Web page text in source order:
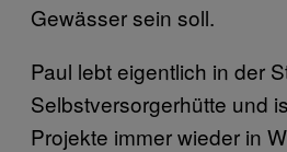
Gewässer sein soll.
Paul lebt eigentlich in der
Selbstversorgerhütte und
Projekte immer wieder in